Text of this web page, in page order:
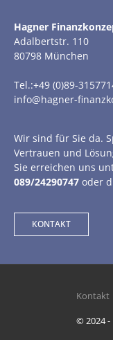
Hagner
Adalbertstr. 110
80798 München
Tel.:+49 (0)89-
info@hagner-
Wir sind für Sie da.
Vertrauen und
Sie erreichen uns
089/24290747 oder
KONTAKT
Kontakt
© 2024 -